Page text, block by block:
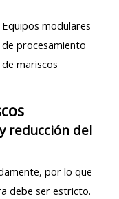
Equipos modulares
de procesamiento
de mariscos
reducción del
por lo que
debe ser estricto.